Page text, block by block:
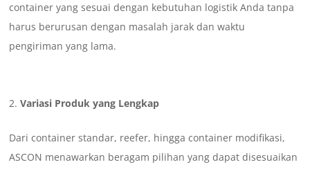
container yang sesuai dengan kebutuhan logistik Anda tanpa
harus berurusan dengan masalah jarak dan waktu
pengiriman yang lama.
Variasi Produk yang Lengkap
Dari container standar, reefer, hingga container modifikasi,
ASCON menawarkan beragam pilihan yang dapat disesuaikan